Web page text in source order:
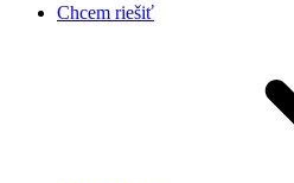
Chcem riešiť